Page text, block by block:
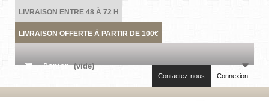
LIVRAISON ENTRE 48 À 72 H
LIVRAISON OFFERTE À PARTIR DE 100€
Panier (vide)
Connexion
Contactez-nous